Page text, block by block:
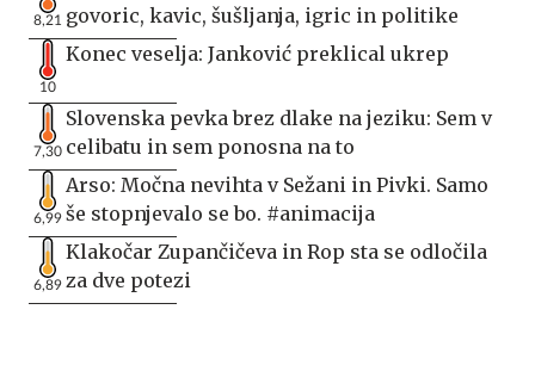
8,21 govoric, kavic, šušljanja, igric in politike
10
Konec veselja: Janković preklical ukrep
7,30
Slovenska pevka brez dlake na jeziku: Sem v
celibatu in sem ponosna na to
6,99
Arso: Močna nevihta v Sežani in Pivki. Samo
še stopnjevalo se bo. #animacija
6,89
Klakočar Zupančičeva in Rop sta se odločila
za dve potezi